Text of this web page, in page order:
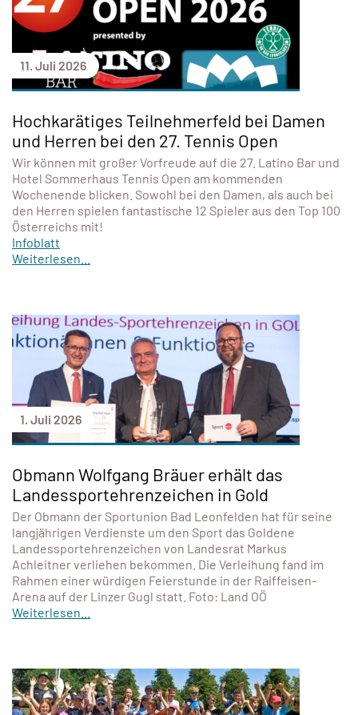
11. Juli 2026
Hochkarätiges Teilnehmerfeld bei Damen
und Herren bei den 27. Tennis Open
Wir können mit großer Vorfreude auf die 27. Latino Bar und
Hotel Sommerhaus Tennis Open am kommenden
Wochenende blicken. Sowohl bei den Damen, als auch bei
den Herren spielen fantastische 12 Spieler aus den Top 100
Österreichs mit!
Infoblatt
Weiterlesen...
1. Juli 2026
Obmann Wolfgang Bräuer erhält das
Landessportehrenzeichen in Gold
Der Obmann der Sportunion Bad Leonfelden hat für seine
langjährigen Verdienste um den Sport das Goldene
Landessportehrenzeichen von Landesrat Markus
Achleitner verliehen bekommen. Die Verleihung fand im
Rahmen einer würdigen Feierstunde in der Raiffeisen-
Arena auf der Linzer Gugl statt. Foto: Land OÖ
Weiterlesen...